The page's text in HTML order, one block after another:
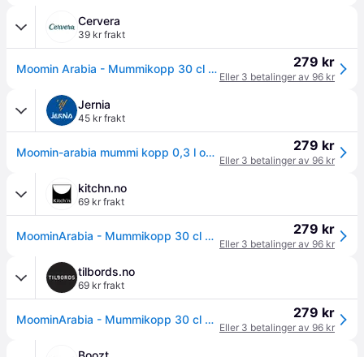
Cervera
39 kr frakt
Moomin Arabia - Mummikopp 30 cl Omtanke 279 kr
Eller 3 betalinger av 96 kr
Jernia
45 kr frakt
Moomin-arabia mummi kopp 0,3 l omtanke 279 kr
Eller 3 betalinger av 96 kr
kitchn.no
69 kr frakt
MoominArabia - Mummikopp 30 cl Omtanke 279 kr
Eller 3 betalinger av 96 kr
tilbords.no
69 kr frakt
MoominArabia - Mummikopp 30 cl Omtanke 279 kr
Eller 3 betalinger av 96 kr